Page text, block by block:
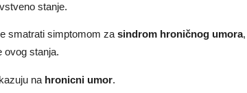
stanje.
smatrati simptomom zasindrom hroničnog umora
ovog stanja.
na hronicni umor.